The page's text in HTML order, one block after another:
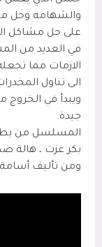
والشهامه وحل
على حل مشاكل
في العديد من
الازمات مما
الى تناول
ويبدأ في الخروج
جيدة.
المسلسل من
بكر عزت ، هالة
ومن تأليف أسامة